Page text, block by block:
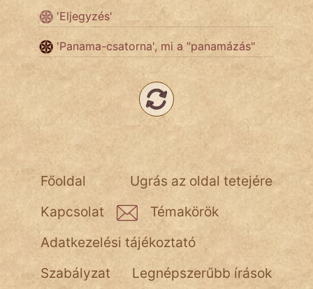
vörös ördög
NapHold
pszichopati
szegény legény
Hoffer Botond
szemfüles
'Eljegyzés'
'Panama-csatorna', mi a "panamázás"
Ugrás az oldal tetejére
Főoldal
Kapcsolat
Témakörök
Adatkezelési tájékoztató
Szabályzat
Legnépszerűbb írások